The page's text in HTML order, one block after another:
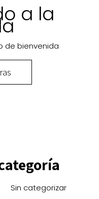
a la
de bienvenida